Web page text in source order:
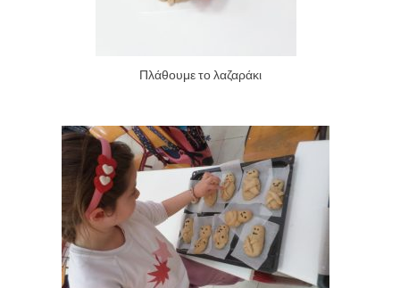
Πλάθουμε το λαζαράκι